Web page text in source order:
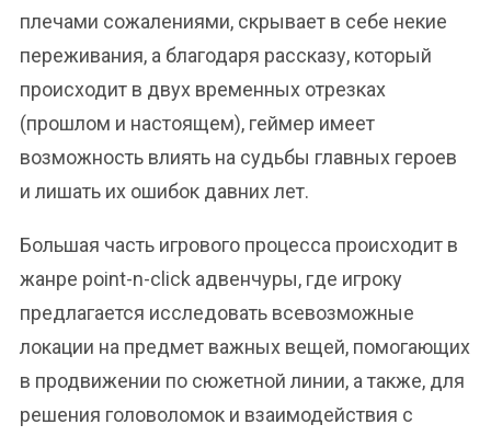
плечами сожалениями, скрывает в себе некие
переживания, а благодаря рассказу, который
происходит в двух временных отрезках
(прошлом и настоящем), геймер имеет
возможность влиять на судьбы главных героев
и лишать их ошибок давних лет.
Большая часть игрового процесса происходит в
жанре point-n-click адвенчуры, где игроку
предлагается исследовать всевозможные
локации на предмет важных вещей, помогающих
в продвижении по сюжетной линии, а также, для
решения головоломок и взаимодействия с